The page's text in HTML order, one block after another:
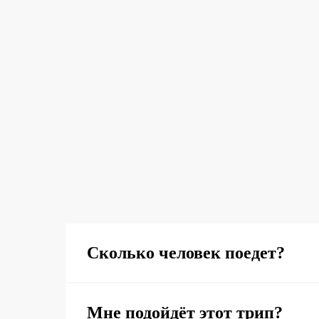
Сколько человек поедет?
Мне подойдёт этот трип?